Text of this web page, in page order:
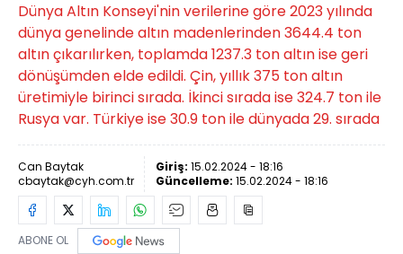
Dünya Altın Konseyi'nin verilerine göre 2023 yılında
dünya genelinde altın madenlerinden 3644.4 ton
altın çıkarılırken, toplamda 1237.3 ton altın ise geri
dönüşümden elde edildi. Çin, yıllık 375 ton altın
üretimiyle birinci sırada. İkinci sırada ise 324.7 ton ile
Rusya var. Türkiye ise 30.9 ton ile dünyada 29. sırada
Can Baytak
cbaytak@cyh.com.tr
Giriş: 15.02.2024 - 18:16
Güncelleme: 15.02.2024 - 18:16
ABONE OL